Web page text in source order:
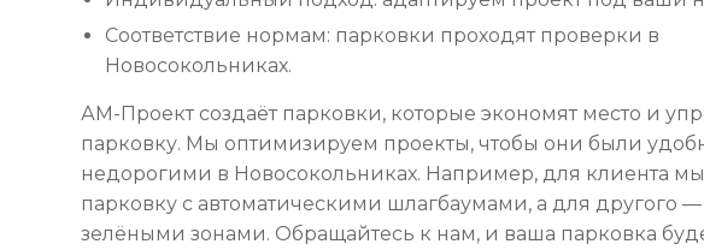
Соответствие нормам: парковки проходят проверки в
Новосокольниках.
АМ-Проект создаёт парковки, которые экономят место и
парковку. Мы оптимизируем проекты, чтобы они были
недорогими в Новосокольниках. Например, для клиента
парковку с автоматическими шлагбаумами, а для другого —
зелёными зонами. Обращайтесь к нам, и ваша парковка